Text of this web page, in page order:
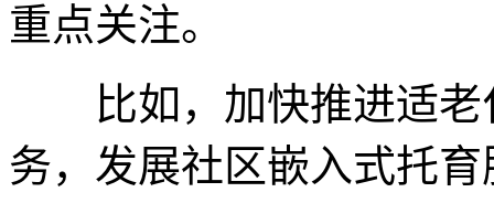
重点关注。
比如，加快推进适老
务，发展社区嵌入式托